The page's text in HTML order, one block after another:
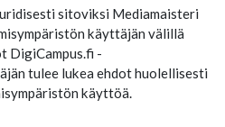
sitoviksi Mediamaisteri
käyttäjän välillä
DigiCampus.fi -
tulee lukea ehdot huolellisesti
käyttöä.